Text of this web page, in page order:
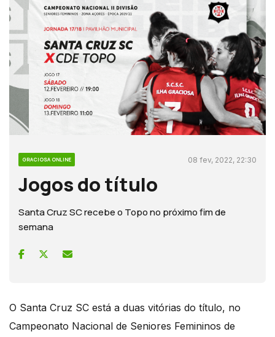
GRACIOSA ONLINE 08 fev, 2022, 22:30
Jogos do título
Santa Cruz SC recebe o Topo no próximo fim de
semana
O Santa Cruz SC está a duas vitórias do título, no
Campeonato Nacional de Seniores Femininos de